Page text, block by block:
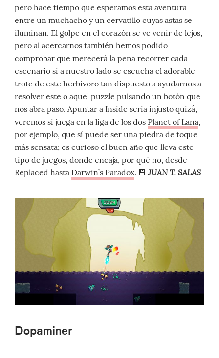
pero hace tiempo que esperamos esta aventura
entre un muchacho y un cervatillo cuyas astas se
iluminan. El golpe en el corazón se ve venir de lejos,
pero al acercarnos también hemos podido
comprobar que merecerá la pena recorrer cada
escenario si a nuestro lado se escucha el adorable
trote de este herbívoro tan dispuesto a ayudarnos a
resolver este o aquel puzzle pulsando un botón que
nos abra paso. Apuntar a Inside sería injusto quizá,
veremos si juega en la liga de los dos Planet of Lana,
por ejemplo, que sí puede ser una piedra de toque
más sensata; es curioso el buen año que lleva este
tipo de juegos, donde encaja, por qué no, desde
Replaced hasta Darwin’s Paradox. 💾JUAN T. SALAS
Dopaminer